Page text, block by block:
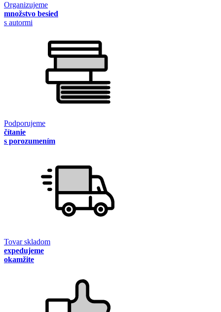
Organizujeme
množstvo besied
s autormi
Podporujeme
čítanie
s porozumením
Tovar skladom
expedujeme
okamžite